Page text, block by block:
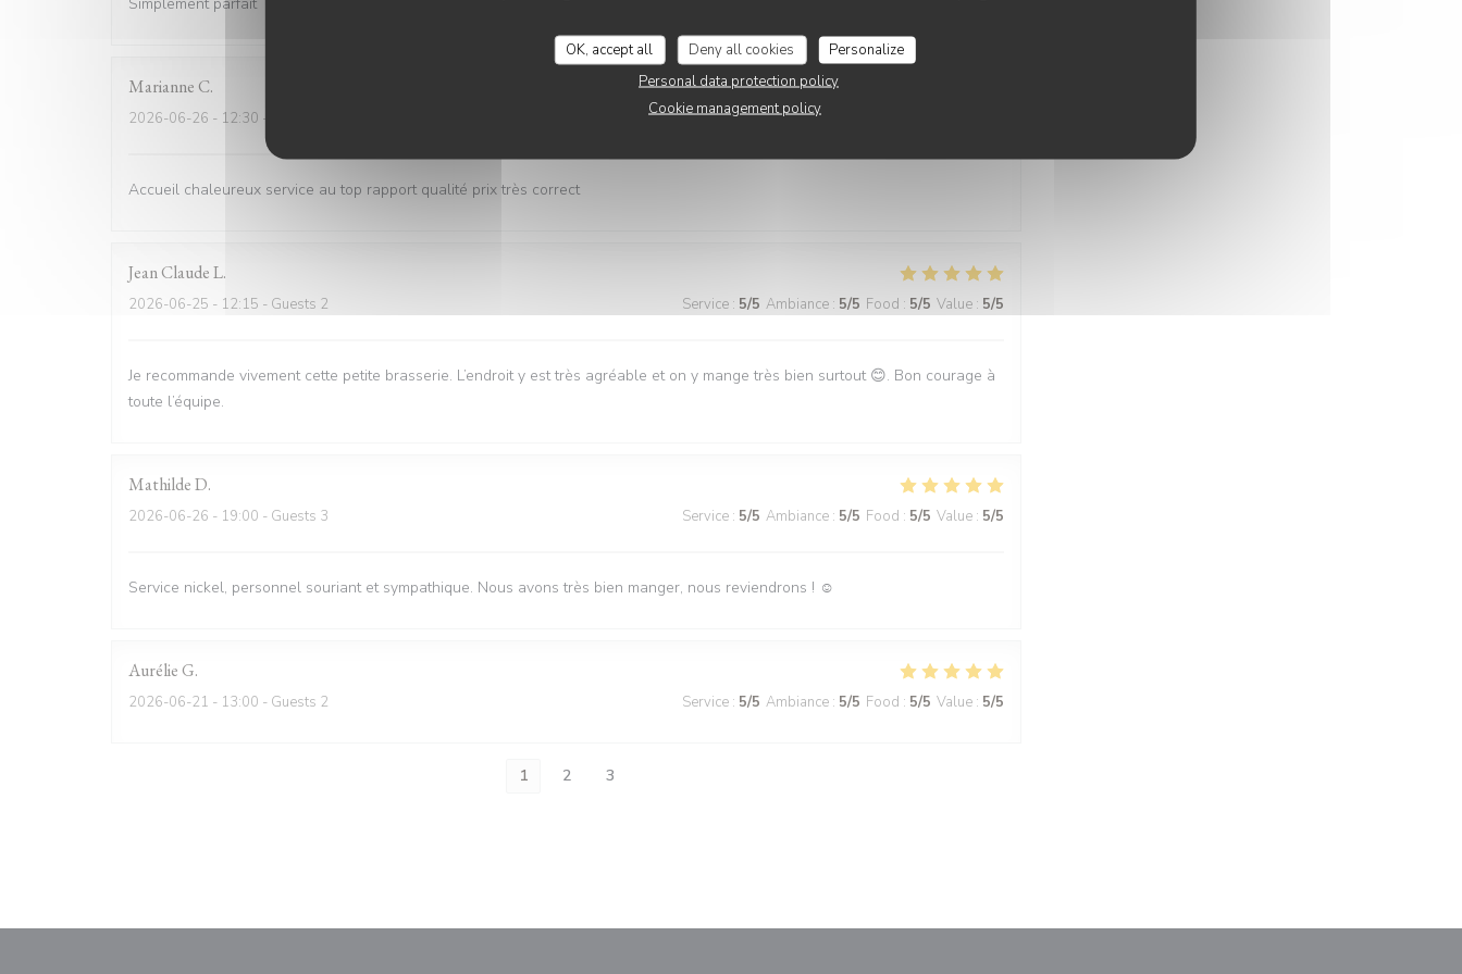
OK, accept all Deny all cookies
Personalize
Personal data protection policy
Cookie management policy
Marianne C
2026-06-26 - 12:30 - Guests 6 Service: 5/5 Ambiance
Accueil chaleureux service au top rapport qualité prix très correct
Jean ClaudeL
2026-06-25 - 12:15 - Guests 2 Service : 5/5 Ambiance : 5/5 Food : 5/5 Value : 5/5
Je recommande vivement cette petite brasserie. L’endroit y est très agréable et on y mange très bien surtout 😊. Bon courage à
toute l’équipe.
MathildeD
2026-06-26 - 19:00 - Guests 3 Service : 5/5 Ambiance : 5/5 Food : 5/5 Value : 5/5
Service nickel, personnel souriant et sympathique. Nous avons très bien manger, nous reviendrons ! ☺️
AurélieG
2026-06-21 - 13:00 - Guests 2 Service : 5/5 Ambiance : 5/5 Food : 5/5 Value : 5/5
1 2 3